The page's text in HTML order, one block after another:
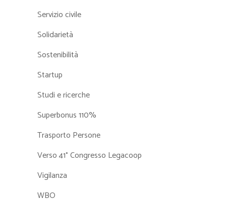
Servizio civile
Solidarietà
Sostenibilità
Startup
Studi e ricerche
Superbonus 110%
Trasporto Persone
Verso 41° Congresso Legacoop
Vigilanza
WBO